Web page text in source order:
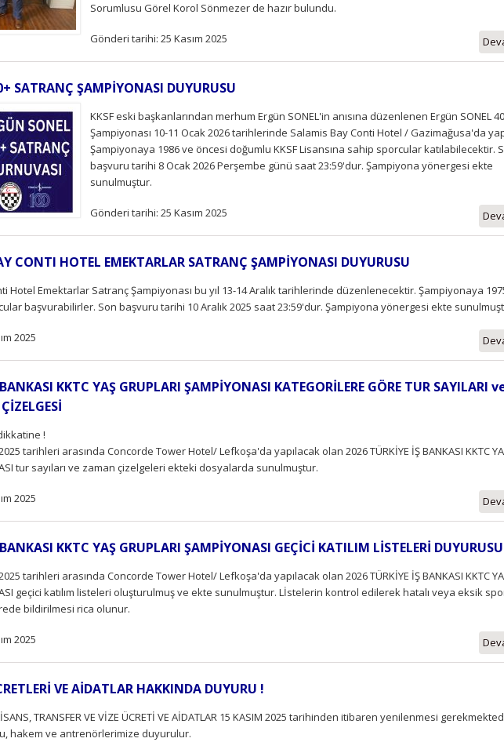
Sorumlusu Görel Korol Sönmezer de hazır bulundu.
Gönderi tarihi: 25 Kasım 2025
SATRANÇ ŞAMPİYONASI DUYURUSU
KKSF eski başkanlarından merhum Ergün SONEL'in anısına düzenlenen Ergün SONEL
Şampiyonası 10-11 Ocak 2026 tarihlerinde Salamis Bay Conti Hotel / Gazimağusa'da
Şampiyonaya 1986 ve öncesi doğumlu KKSF Lisansına sahip sporcular katılabilecektir.
başvuru tarihi 8 Ocak 2026 Perşembe günü saat 23:59'dur. Şampiyona yönergesi ekte
sunulmuştur.
Gönderi tarihi: 25 Kasım 2025
CONTI HOTEL EMEKTARLAR SATRANÇ ŞAMPİYONASI DUYURUSU
Hotel Emektarlar Satranç Şampiyonası bu yıl 13-14 Aralık tarihlerinde düzenlenecektir. Şampiyonaya
başvurabilirler. Son başvuru tarihi 10 Aralık 2025 saat 23:59'dur. Şampiyona yönergesi ekte
2025
KKTC YAŞ GRUPLARI ŞAMPİYONASI KATEGORİLERE GÖRE TUR SAYILARI
!
tarihleri arasında Concorde Tower Hotel/ Lefkoşa'da yapılacak olan 2026 TÜRKİYE İŞ BANKASI KKTC
tur sayıları ve zaman çizelgeleri ekteki dosyalarda sunulmuştur.
2025
KKTC YAŞ GRUPLARI ŞAMPİYONASI GEÇİCİ KATILIM LİSTELERİ
tarihleri arasında Concorde Tower Hotel/ Lefkoşa'da yapılacak olan 2026 TÜRKİYE İŞ BANKASI KKTC
geçici katılım listeleri oluşturulmuş ve ekte sunulmuştur. Lİstelerin kontrol edilerek hatalı veya eksik
bildirilmesi rica olunur.
2025
VE AİDATLAR HAKKINDA DUYURU !
TRANSFER VE VİZE ÜCRETİ VE AİDATLAR 15 KASIM 2025 tarihinden itibaren yenilenmesi
hakem ve antrenörlerimize duyurulur.